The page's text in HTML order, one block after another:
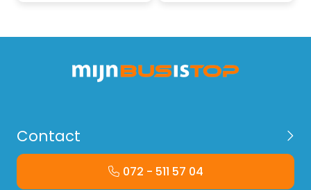
Contact
072 - 511 57 04